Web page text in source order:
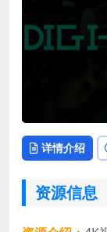
详情介绍
资源信息